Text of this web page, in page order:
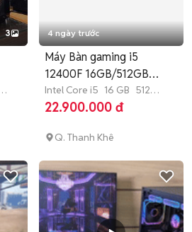
3 4 ngày trước
Máy Bàn gaming i5
12400F 16GB/512GB
Quadro T1000
Intel Core i5 16 GB 512
GB SSD
22.900.000 đ
Q. Thanh Khê